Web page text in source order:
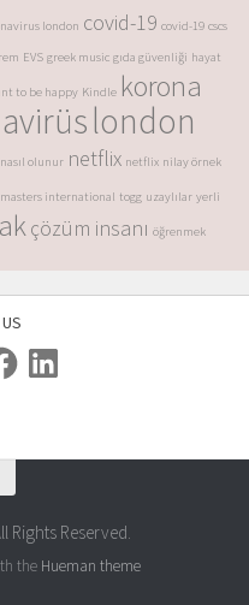
london covid-19 covid-19 cscs
EVS greek music gıda güvenliği hayat
to be happy Kindle korona
london
nasıl olunur netflix netflix nilay örnek
international togg uzaylılar yerli
çözüm insanı öğrenmek
Rights Reserved.
the Hueman theme